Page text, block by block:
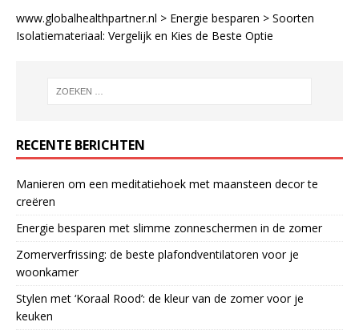
www.globalhealthpartner.nl > Energie besparen > Soorten
Isolatiemateriaal: Vergelijk en Kies de Beste Optie
RECENTE BERICHTEN
Manieren om een meditatiehoek met maansteen decor te
creëren
Energie besparen met slimme zonneschermen in de zomer
Zomerverfrissing: de beste plafondventilatoren voor je
woonkamer
Stylen met ‘Koraal Rood’: de kleur van de zomer voor je
keuken